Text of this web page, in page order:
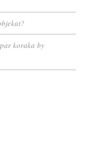
koraka by